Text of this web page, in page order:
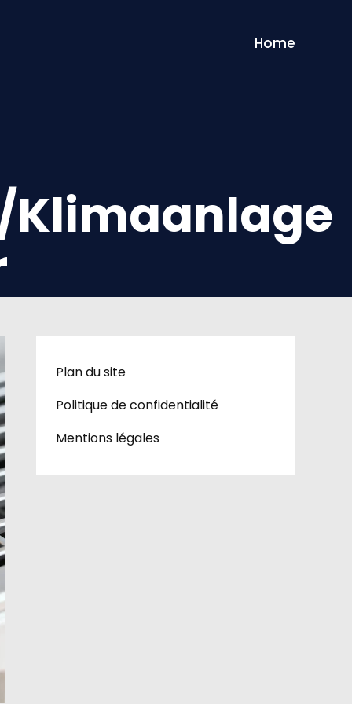
Home
Klimaanlage
Plan du site
Politique de confidentialité
Mentions légales